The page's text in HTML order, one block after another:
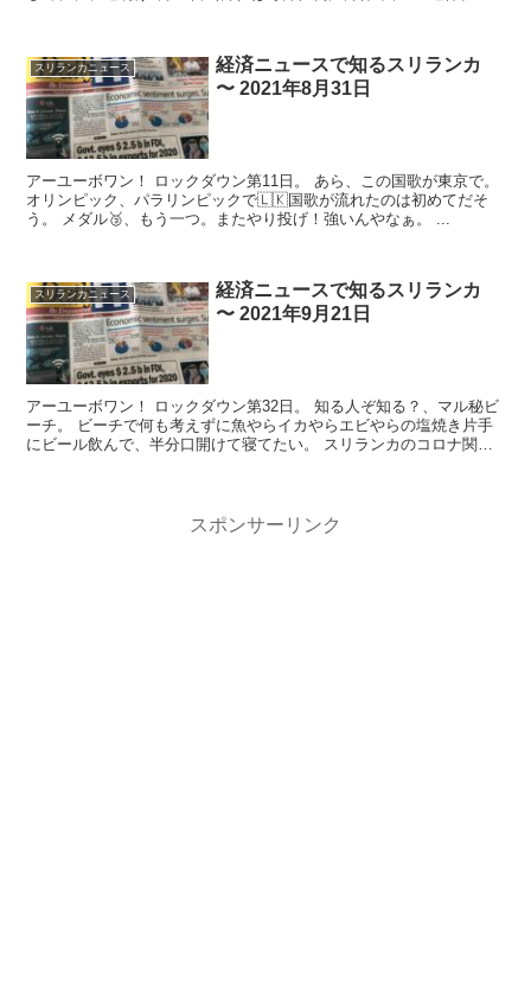
スリランカニュース
経済ニュースで知るスリランカ
〜 2021年8月31日
アーユーボワン！ ロックダウン第11日。 あら、この国歌が東京で。
オリンピック、パラリンピックで🇱🇰国歌が流れたのは初めてだそ
う。 メダル🥉、もう一つ。またやり投げ！強いんやなぁ。 ...
スリランカニュース
経済ニュースで知るスリランカ
〜 2021年9月21日
アーユーボワン！ ロックダウン第32日。 知る人ぞ知る？、マル秘ビ
ーチ。 ビーチで何も考えずに魚やらイカやらエビやらの塩焼き片手
にビール飲んで、半分口開けて寝てたい。 スリランカのコロナ関連
スポンサーリンク